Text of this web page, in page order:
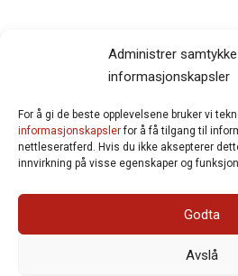
Administrer
informasjonskapsler
For å gi de beste opplevelsene bruker vi
informasjonskapslerfor å få tilgang til
nettleseratferd. Hvis du ikke aksepterer
innvirkning på visse egenskaper og
Godta
Avslå
Besteforeldrenes
Ansvarlig redaktør
:
: Postboks
Organisasjonsnummer